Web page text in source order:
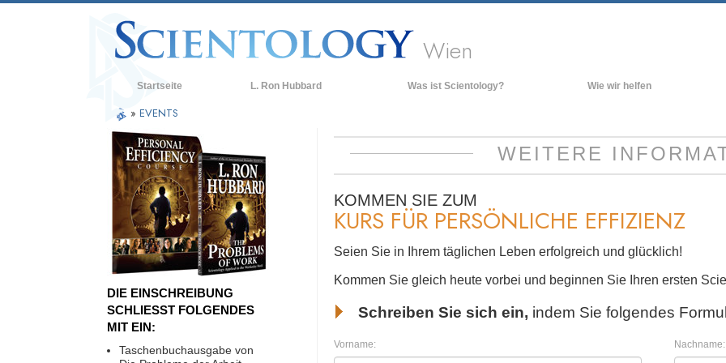
Wien
Startseite L. Ron Hubbard Was ist Scientology?
Kodizes
Lernen Sie einen Scientologen kennen
Wie wir helfen
» EVENTS
WEITERE
KOMMEN SIE ZUM
KURS FÜR PERSÖNLICHE EFFIZIENZ
Seien Sie in Ihrem täglichen Leben erfolgreich und glücklich!
Kommen Sie gleich heute vorbei und beginnen Sie Ihren ersten
Schreiben Sie sich ein, indem Sie folgendes
Vorname: Nachname:
DIE EINSCHREIBUNG
SCHLIESST FOLGENDES
MIT EIN:
Taschenbuchausgabe von